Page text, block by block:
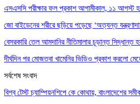
এসএসসি পরীক্ষার ফল প্রকাশ আগামীকাল, ১১ আগস্ট
জো বাইডেনের শরীরে ছড়িয়ে পড়েছে ‘অত্যন্ত
বেসরকারি তেল আমদানির নীতিমালার চূড়ান্ত সিদ্ধান্ত
দীর্ঘদিন পর মোজতবা খামেনির ভিডিও প্রকাশ করলো
সর্বশেষ সংবাদ
বিশ্ব টেস্ট চ্যাম্পিয়নশিপে কে কোথায়, বাংলাদেশের